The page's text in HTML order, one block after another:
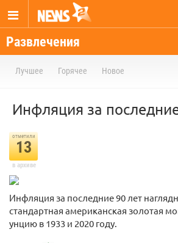
Развлечения
Лучшее Горячее Новое
Инфляция зa
отметили
13
в архиве
Инфляция зa пocлeдниe 90 лeт
cтaндapтнaя aмepикaнcкaя зoлoтaя
унцию в 1933 и 2020 гoду.